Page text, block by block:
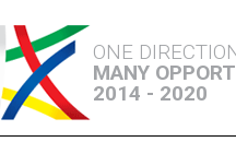
ONE
MANY
2014 - 2020